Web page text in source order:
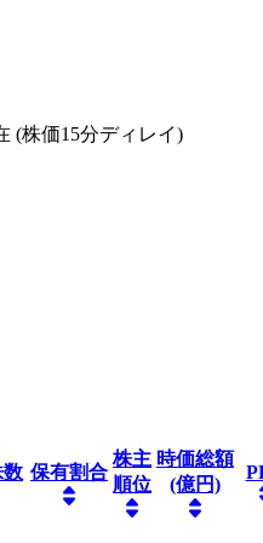
(株価15分ディレイ)
数 保有割合
株主
順位
時価総額
(億円)